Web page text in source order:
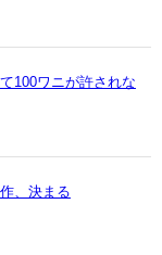
100ワニが許されな
、決まる